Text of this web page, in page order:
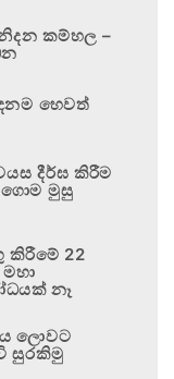
කම්හල –
හෙවත්
දීර්ඝ කිරීම
ගොම මුසු
කිරීමේ 22
නෑ
ලොවට
සුරකිමු